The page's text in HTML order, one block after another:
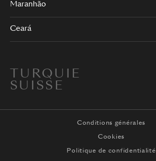
Maranhão
Ceará
TURQUIE
SUISSE
Conditions générales
Cookies
Politique de confidentialité